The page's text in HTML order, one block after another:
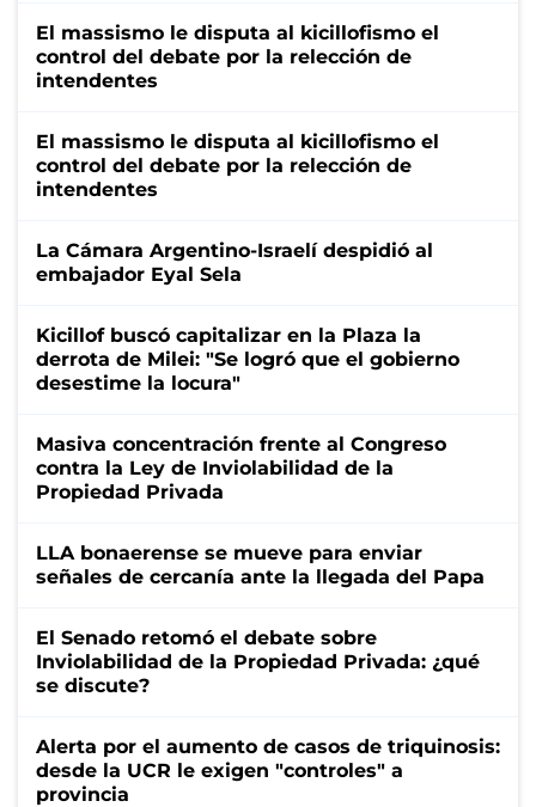
El massismo le disputa al kicillofismo el
control del debate por la relección de
intendentes
El massismo le disputa al kicillofismo el
control del debate por la relección de
intendentes
La Cámara Argentino-Israelí despidió al
embajador Eyal Sela
Kicillof buscó capitalizar en la Plaza la
derrota de Milei: "Se logró que el gobierno
desestime la locura"
Masiva concentración frente al Congreso
contra la Ley de Inviolabilidad de la
Propiedad Privada
LLA bonaerense se mueve para enviar
señales de cercanía ante la llegada del Papa
El Senado retomó el debate sobre
Inviolabilidad de la Propiedad Privada: ¿qué
se discute?
Alerta por el aumento de casos de triquinosis:
desde la UCR le exigen "controles" a
provincia